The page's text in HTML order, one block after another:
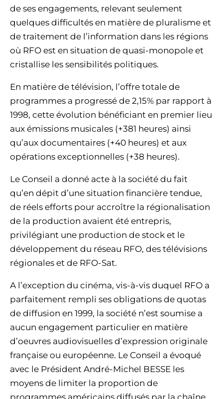
de ses engagements, relevant seulement
quelques difficultés en matière de pluralisme et
de traitement de l’information dans les régions
où RFO est en situation de quasi-monopole et
cristallise les sensibilités politiques.
En matière de télévision, l’offre totale de
programmes a progressé de 2,15% par rapport à
1998, cette évolution bénéficiant en premier lieu
aux émissions musicales (+381 heures) ainsi
qu’aux documentaires (+40 heures) et aux
opérations exceptionnelles (+38 heures).
Le Conseil a donné acte à la société du fait
qu’en dépit d’une situation financière tendue,
de réels efforts pour accroître la régionalisation
de la production avaient été entrepris,
privilégiant une production de stock et le
développement du réseau RFO, des télévisions
régionales et de RFO-Sat.
A l’exception du cinéma, vis-à-vis duquel RFO a
parfaitement rempli ses obligations de quotas
de diffusion en 1999, la société n’est soumise a
aucun engagement particulier en matière
d’oeuvres audiovisuelles d’expression originale
française ou européenne. Le Conseil a évoqué
avec le Président André-Michel BESSE les
moyens de limiter la proportion de
programmes américains diffusés par la chaîne